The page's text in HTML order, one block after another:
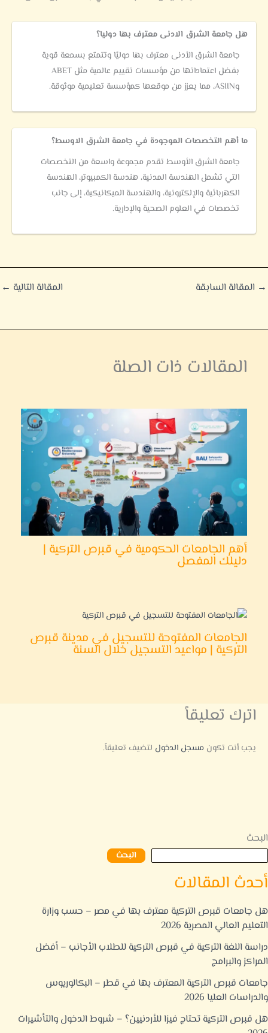
هل جامعة الشرق الادنى معترف بها دوليا؟
جامعة الشرق الأدنى معترف بها دوليًا وتتمتع بسمعة قوية
بفضل اعتماداتها من مؤسسات تقييم عالمية مثل ABET
وASIIN، مما يعزز من موقعها كمؤسسة تعليمية موثوقة.
ما أهم التخصصات الموجودة في جامعة الشرق الاوسط؟
جامعة الشرق الأوسط تقدم مجموعة واسعة من التخصصات
التي تشمل الهندسة المدنية، هندسة الكمبيوتر، الهندسة
الكهربائية والإلكترونية، والهندسة الميكانيكية، إلى جانب
تخصصات في العلوم الصحية والإدارية.
→ المقالة السابقة المقالة التالية ←
المقالات ذات الصلة
أهم الجامعات الحكومية في قبرص التركية |
دليلك المفصل
الجامعات المفتوحة للتسجيل في مدينة قبرص
التركية | مواعيد التسجيل خلال السنة
اترك تعليقاً
يجب أنت تكون مسجل الدخول لتضيف تعليقاً.
البحث
البحث
أحدث المقالات
هل جامعات قبرص التركية معترف بها في مصر – حسب وزارة
التعليم العالي المصرية 2026
دراسة اللغة التركية في قبرص التركية للطلاب الأجانب – أفضل
المراكز والبرامج
جامعات قبرص التركية المعترف بها في قطر – البكالوريوس
والدراسات العليا 2026
هل قبرص التركية تحتاج فيزا للأردنيين؟ – شروط الدخول والتأشيرات